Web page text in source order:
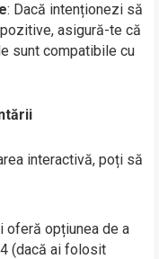
: Dacă intenționezi să
asigură-te că
sunt compatibile cu
interactivă, poți să
oferă opțiunea de a
(dacă ai folosit